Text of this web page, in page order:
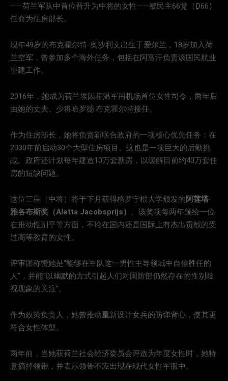
——荷兰军队中首位晋升为中将的女性——被民主66党（D66）
任命为住房部长。
现年49岁的布克霍尔特-奥沙利文出生于爱尔兰，18岁加入荷
兰空军，曾参加多个海外任务，包括在阿富汗负责该国民航业
重建工作。
2016年，她成为荷兰埃因霍温军用机场首位女性司令，两年后
由她的丈夫、少将哈罗德·布克霍尔特接任。
作为住房部长，她将负责新联合政府的一项核心优先任务：在
2030年前启动30个大型住房项目。这也是一项巨大的后勤挑
战。政府还计划每年建造10万套新房，以缓解目前约40万套住
房的短缺问题。
这位三星（中将）将于下月获得格罗宁根大学颁发的阿莲塔·
雅各布斯奖（Aletta Jacobsprijs） 。该奖项每两年颁给一位
在推动性别平等方面，不论在国内还是国际上有杰出贡献的受
过高等教育的女性。
评审团称赞她是“能够在军队这一男性主导领域中自信胜任的
人”，并能“以幽默的方式引起人们对国防部仍然存在的性别歧
视现象的关注”。
作为政策负责人，她曾推动重新设计女兵的防弹背心，使其更
符合女性体型。
两年前，当她获荷兰社会经济委员会评选为年度女性时，她特
意摘掉领带，并表示领带不应出现在现代女性军服中。